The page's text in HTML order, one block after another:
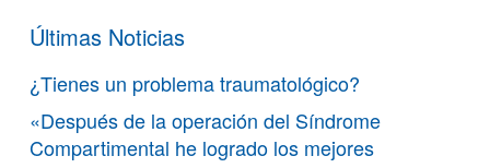
Últimas Noticias
¿Tienes un problema traumatológico?
«Después de la operación del Síndrome
Compartimental he logrado los mejores